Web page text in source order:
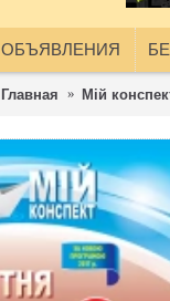
ОБЪЯВЛЕНИЯ
Главная Мій